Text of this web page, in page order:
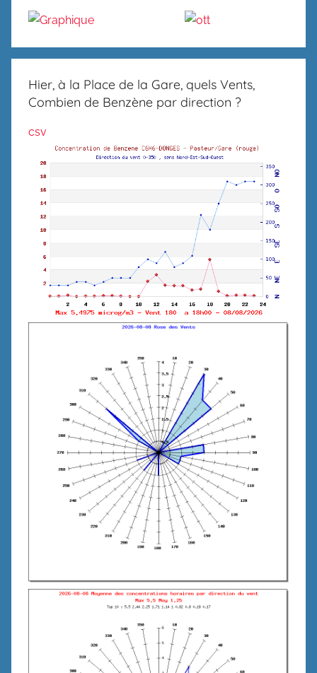
Hier, à la Place de la Gare, quels Vents,
Combien de Benzène par direction ?
csv